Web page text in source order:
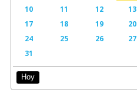
10
11 12 13
17
18 19 20
24
25 26 27
31
Hoy